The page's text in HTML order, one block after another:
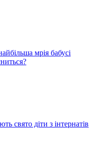
мрія бабусі
свято діти з інтернатів